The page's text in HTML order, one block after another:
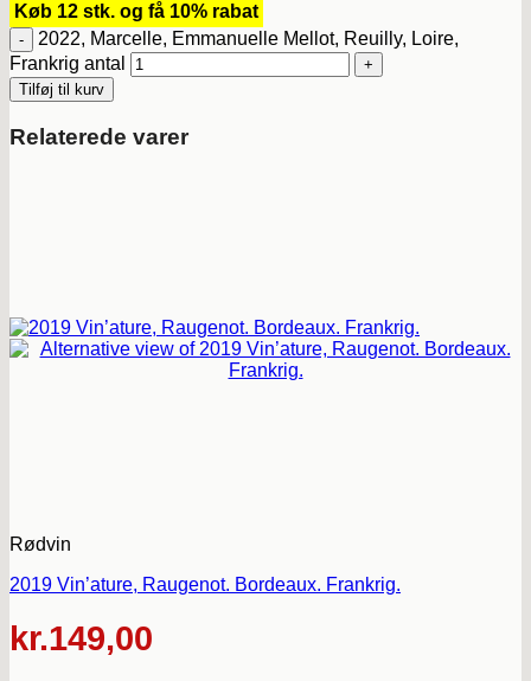
Køb 12 stk. og få 10% rabat
2022, Marcelle, Emmanuelle Mellot, Reuilly, Loire,
Frankrig antal
Tilføj til kurv
Relaterede varer
Rødvin
2019 Vin’ature, Raugenot. Bordeaux. Frankrig.
kr.149,00